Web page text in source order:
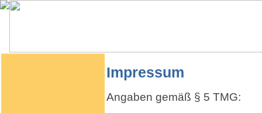
Impressum
Angaben gemäß § 5 TMG: